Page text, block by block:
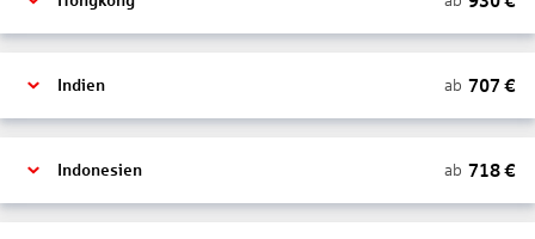
Indien ab 707 €
Indonesien ab 718€